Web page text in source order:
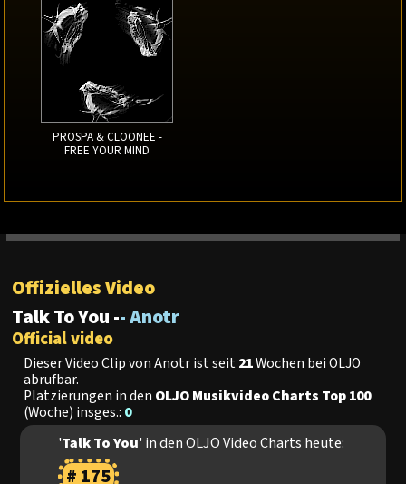
PROSPA & CLOONEE -
FREE YOUR MIND
Offizielles Video
Talk To You -- Anotr
Official video
Dieser Video Clip von Anotr ist seit21Wochen bei OLJO
abrufbar.
Platzierungen in den OLJO Musikvideo Charts Top 100
(Woche) insges.: 0
'Talk To You' in den OLJO Video Charts heute:
# 175